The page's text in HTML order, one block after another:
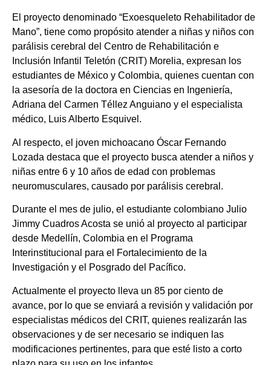
El proyecto denominado “Exoesqueleto Rehabilitador de
Mano”, tiene como propósito atender a niñas y niños con
parálisis cerebral del Centro de Rehabilitación e
Inclusión Infantil Teletón (CRIT) Morelia, expresan los
estudiantes de México y Colombia, quienes cuentan con
la asesoría de la doctora en Ciencias en Ingeniería,
Adriana del Carmen Téllez Anguiano y el especialista
médico, Luis Alberto Esquivel.
Al respecto, el joven michoacano Óscar Fernando
Lozada destaca que el proyecto busca atender a niños y
niñas entre 6 y 10 años de edad con problemas
neuromusculares, causado por parálisis cerebral.
Durante el mes de julio, el estudiante colombiano Julio
Jimmy Cuadros Acosta se unió al proyecto al participar
desde Medellín, Colombia en el Programa
Interinstitucional para el Fortalecimiento de la
Investigación y el Posgrado del Pacífico.
Actualmente el proyecto lleva un 85 por ciento de
avance, por lo que se enviará a revisión y validación por
especialistas médicos del CRIT, quienes realizarán las
observaciones y de ser necesario se indiquen las
modificaciones pertinentes, para que esté listo a corto